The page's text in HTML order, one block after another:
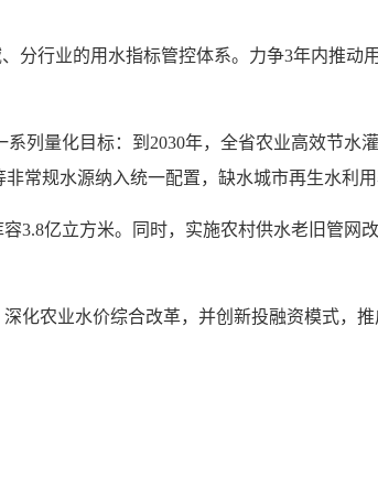
分行业的用水指标管控体系。力争3年内推动
列量化目标：到2030年，全省农业高效节水
常规水源纳入统一配置，缺水城市再生水利用
3.8亿立方米。同时，实施农村供水老旧管网
化农业水价综合改革，并创新投融资模式，推